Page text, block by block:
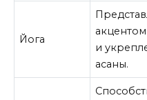
Йога
и
асаны.